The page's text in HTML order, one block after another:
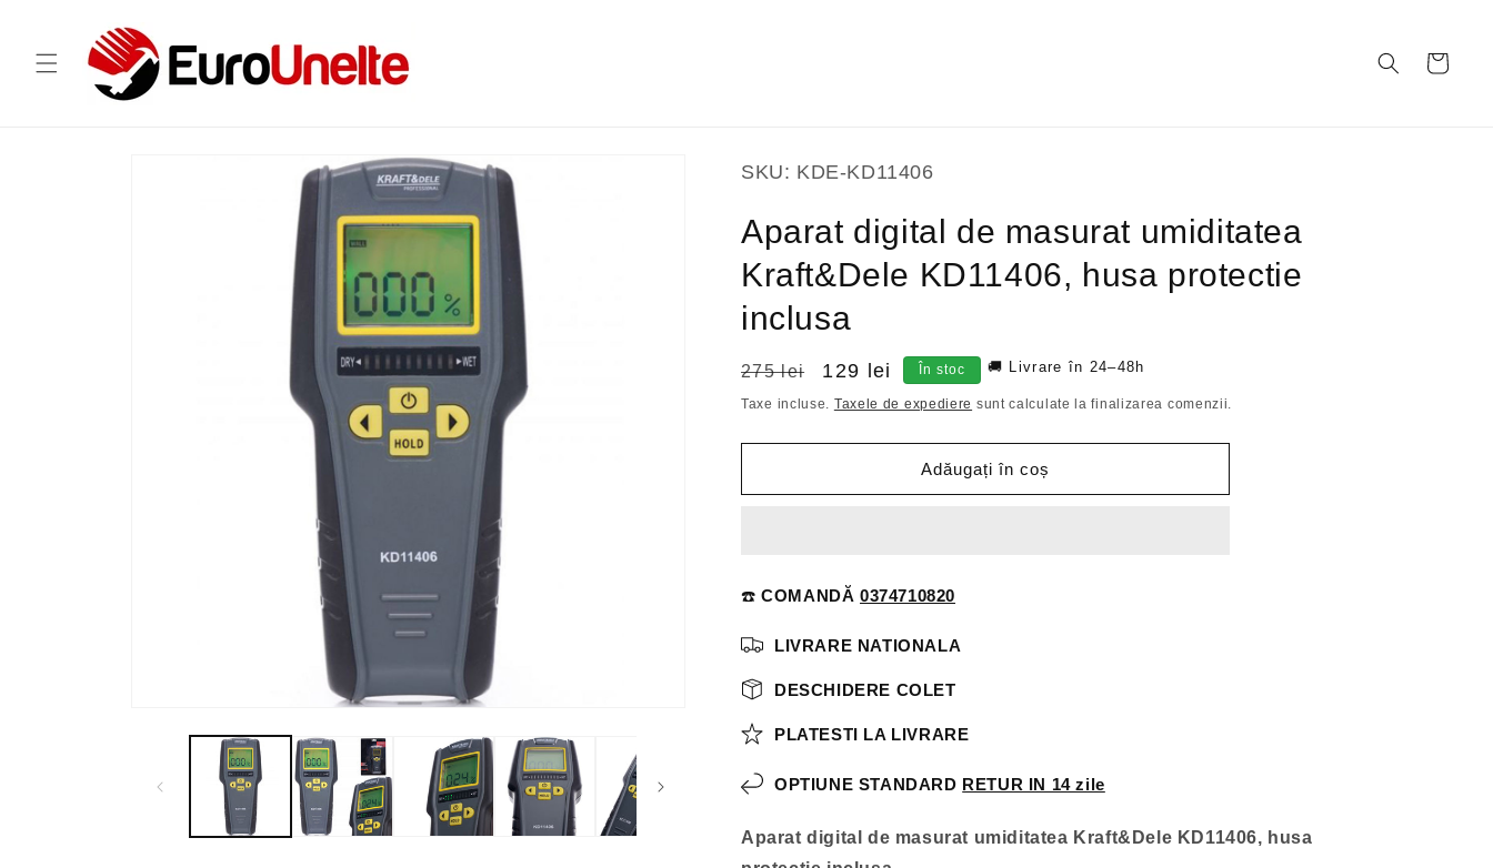
Coș
SKU: KDE-KD11406
Aparat digital de masurat umiditatea
Kraft&Dele KD11406, husa protectie
inclusa
Preț
obișnuit
275 lei
Preț
redus
129 lei În stoc 🚚 Livrare în 24–48h
Taxe incluse. Taxele de expediere sunt calculate la finalizarea comenzii.
Adăugați în coș
☎️COMANDĂ0374710820
LIVRARE NATIONALA
DESCHIDERE COLET
PLATESTI LA LIVRARE
OPTIUNE STANDARD RETUR IN 14 zile
Aparat digital de masurat umiditatea Kraft&Dele KD11406, husa